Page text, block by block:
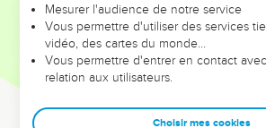
leur foi ou leur vision. Mais on voit moins
et les saisons difficiles qu'ils ont traversés,
sont elles qui les ont
Dans cette conférence, leaders,
clés pour avancer avec plus de sagesse
Mesurer l'audience de notre service
Vous permettre d'utiliser des services
vidéo, des cartes du monde…
Vous permettre d'entrer en contact
relation aux utilisateurs.
Choisir mes cookies